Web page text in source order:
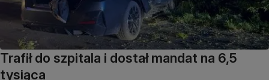
Trafił do szpitala i dostał mandat na 6,5
tysiąca